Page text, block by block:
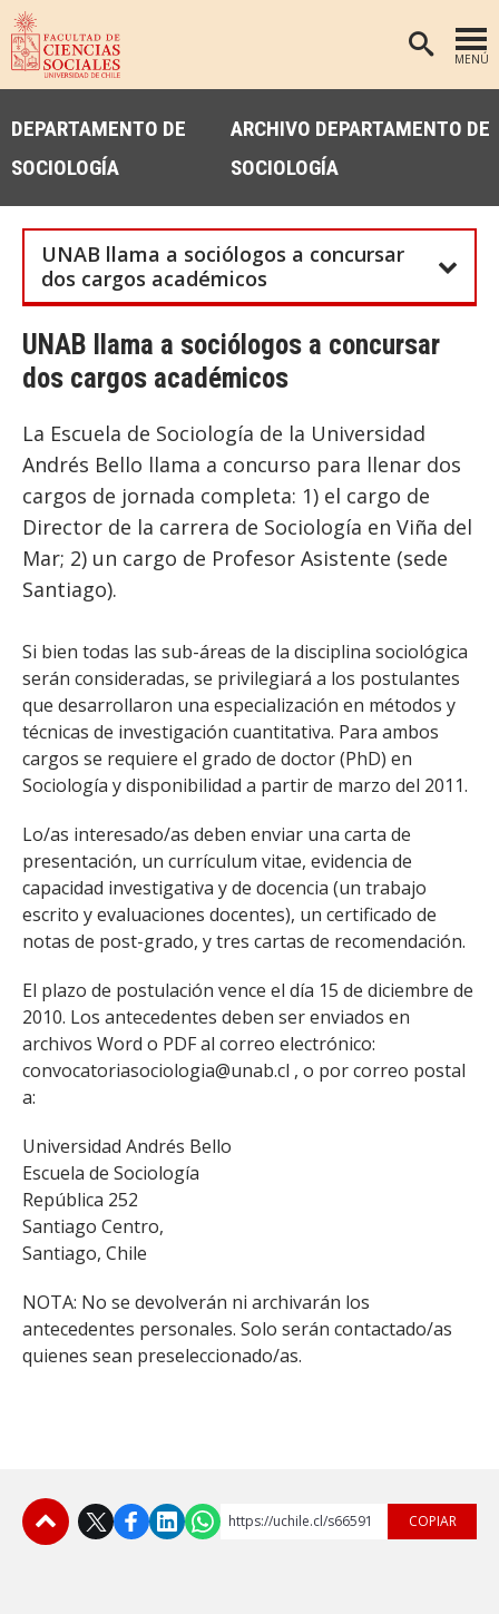
MENÚ
ANTROPOLOGÍA
EDUCACIÓN
PSICOLOGÍA
SOCIOLOGÍA
TRABAJO SOCIAL
PREGRADO
POSTGRADO
INVESTIGACIÓN
PUBLICACIONES
EXTENSIÓN
BIBLIOTECA
ADMISIÓN
ESTUDIANTES
ACADÉMICOS
DEPARTAMENTO DE
SOCIOLOGÍA
ARCHIVO DEPARTAMENTO DE
SOCIOLOGÍA
UNAB llama a sociólogos a concursar
dos cargos académicos
UNAB llama a sociólogos a concursar
dos cargos académicos
La Escuela de Sociología de la Universidad
Andrés Bello llama a concurso para llenar dos
cargos de jornada completa: 1) el cargo de
Director de la carrera de Sociología en Viña del
Mar; 2) un cargo de Profesor Asistente (sede
Santiago).
Si bien todas las sub-áreas de la disciplina sociológica
serán consideradas, se privilegiará a los postulantes
que desarrollaron una especialización en métodos y
técnicas de investigación cuantitativa. Para ambos
cargos se requiere el grado de doctor (PhD) en
Sociología y disponibilidad a partir de marzo del 2011.
Lo/as interesado/as deben enviar una carta de
presentación, un currículum vitae, evidencia de
capacidad investigativa y de docencia (un trabajo
escrito y evaluaciones docentes), un certificado de
notas de post-grado, y tres cartas de recomendación.
El plazo de postulación vence el día 15 de diciembre de
2010. Los antecedentes deben ser enviados en
archivos Word o PDF al correo electrónico:
convocatoriasociologia@unab.cl , o por correo postal
a:
Universidad Andrés Bello
Escuela de Sociología
República 252
Santiago Centro,
Santiago, Chile
NOTA: No se devolverán ni archivarán los
antecedentes personales. Solo serán contactado/as
quienes sean preseleccionado/as.
https://uchile.cl/s66591 COPIAR